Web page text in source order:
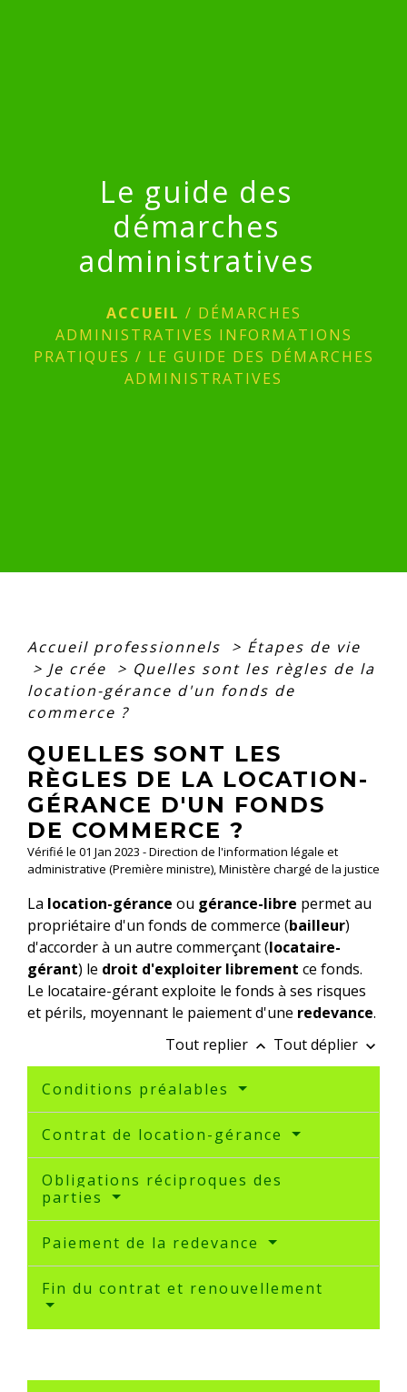
Le guide des
démarches
administratives
ACCUEIL / DÉMARCHES
ADMINISTRATIVES INFORMATIONS
PRATIQUES / LE GUIDE DES DÉMARCHES
ADMINISTRATIVES
Accueil professionnels > Étapes de vie
> Je crée > Quelles sont les règles de la
location-gérance d'un fonds de
commerce ?
QUELLES SONT LES
RÈGLES DE LA LOCATION-
GÉRANCE D'UN FONDS
DE COMMERCE ?
Vérifié le 01 Jan 2023 - Direction de l'information légale et
administrative (Première ministre), Ministère chargé de la justice
La location-gérance ou gérance-libre permet au
propriétaire d'un fonds de commerce (bailleur)
d'accorder à un autre commerçant (locataire-
gérant) le droit d'exploiter librement ce fonds.
Le locataire-gérant exploite le fonds à ses risques
et périls, moyennant le paiement d'une redevance.
Tout replier keyboard_arrow_up Tout déplier keyboard_arrow_down
Conditions préalables
Contrat de location-gérance
Obligations réciproques des
parties
Paiement de la redevance
Fin du contrat et renouvellement